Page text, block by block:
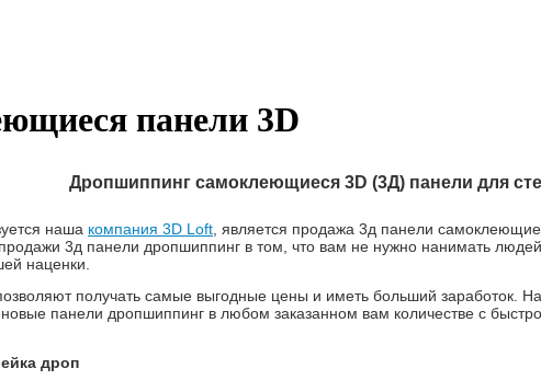
панели 3D
Дропшиппинг самоклеющиеся 3D (3Д) панели для
наша компания 3D Loft , является продажа 3д панели
3д панели дропшиппинг в том, что вам не нужно нанимать
наценки.
получать самые выгодные цены и иметь больший заработок.
панели дропшиппинг в любом заказанном вам количестве с
дроп